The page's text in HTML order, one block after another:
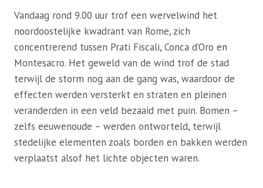
Vandaag rond 9.00 uur trof een wervelwind het
noordoostelijke kwadrant van Rome, zich
concentrerend tussen Prati Fiscali, Conca d’Oro en
Montesacro. Het geweld van de wind trof de stad
terwijl de storm nog aan de gang was, waardoor de
effecten werden versterkt en straten en pleinen
veranderden in een veld bezaaid met puin. Bomen –
zelfs eeuwenoude – werden ontworteld, terwijl
stedelijke elementen zoals borden en bakken werden
verplaatst alsof het lichte objecten waren.